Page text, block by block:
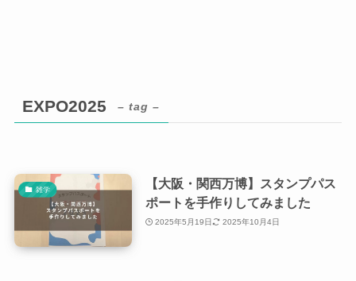
EXPO2025 – tag –
雑学
【大阪・関西万博】スタンプパス
ポートを手作りしてみました
2025年5月19日 2025年10月4日